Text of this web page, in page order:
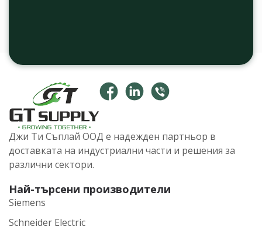
Джи Ти Съплай ООД е надежден партньор в
доставката на индустриални части и решения за
различни сектори.
Най-търсени производители
Siemens
Schneider Electric